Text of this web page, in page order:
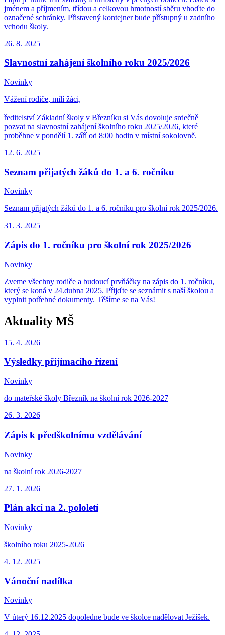
jménem a příjmením, třídou a celkovou hmotností sběru vhoďte do
označené schránky. Přistavený kontejner bude přístupný u zadního
vchodu školy.
26. 8. 2025
Slavnostní zahájení školního roku 2025/2026
Novinky
Vážení rodiče, milí žáci,
ředitelství Základní školy v Březníku si Vás dovoluje srdečně
pozvat na slavnostní zahájení školního roku 2025/2026, které
proběhne v pondělí 1. září od 8:00 hodin v místní sokolovně.
12. 6. 2025
Seznam přijatých žáků do 1. a 6. ročníku
Novinky
Seznam přijatých žáků do 1. a 6. ročníku pro školní rok 2025/2026.
31. 3. 2025
Zápis do 1. ročníku pro školní rok 2025/2026
Novinky
Zveme všechny rodiče a budoucí prvňáčky na zápis do 1. ročníku,
který se koná v 24.dubna 2025. Přijďte se seznámit s naší školou a
vyplnit potřebné dokumenty. Těšíme se na Vás!
Aktuality MŠ
15. 4. 2026
Výsledky přijímacího řízení
Novinky
do mateřské školy Březník na školní rok 2026-2027
26. 3. 2026
Zápis k předškolnímu vzdělávání
Novinky
na školní rok 2026-2027
27. 1. 2026
Plán akcí na 2. pololetí
Novinky
školního roku 2025-2026
4. 12. 2025
Vánoční nadílka
Novinky
V úterý 16.12.2025 dopoledne bude ve školce nadělovat Ježíšek.